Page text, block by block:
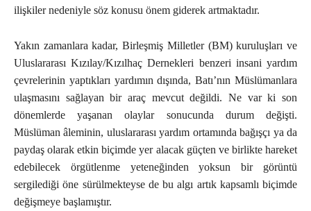
ilişkiler nedeniyle söz konusu önem giderek artmaktadır.
Yakın zamanlara kadar, Birleşmiş Milletler (BM) kuruluşları ve
Uluslararası Kızılay/Kızılhaç Dernekleri benzeri insani yardım
çevrelerinin yaptıkları yardımın dışında, Batı’nın Müslümanlara
ulaşmasını sağlayan bir araç mevcut değildi. Ne var ki son
dönemlerde yaşanan olaylar sonucunda durum değişti.
Müslüman âleminin, uluslararası yardım ortamında bağışçı ya da
paydaş olarak etkin biçimde yer alacak güçten ve birlikte hareket
edebilecek örgütlenme yeteneğinden yoksun bir görüntü
sergilediği öne sürülmekteyse de bu algı artık kapsamlı biçimde
değişmeye başlamıştır.